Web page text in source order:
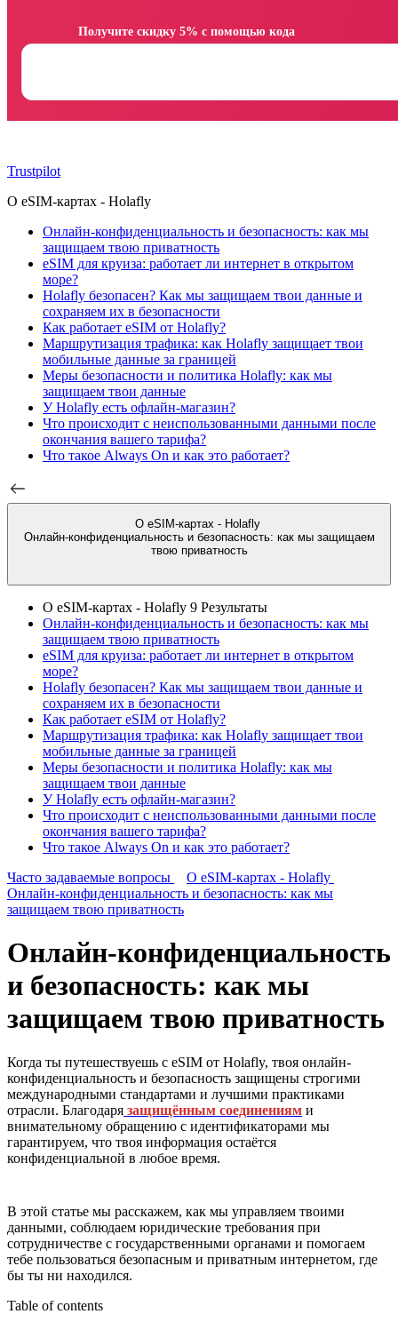
Trustpilot
О eSIM-картах - Holafly
Онлайн-конфиденциальность и безопасность: как мы
защищаем твою приватность
eSIM для круиза: работает ли интернет в открытом
море?
Holafly безопасен? Как мы защищаем твои данные и
сохраняем их в безопасности
Как работает eSIM от Holafly?
Маршрутизация трафика: как Holafly защищает твои
мобильные данные за границей
Меры безопасности и политика Holafly: как мы
защищаем твои данные
У Holafly есть офлайн-магазин?
Что происходит с неиспользованными данными после
окончания вашего тарифа?
Что такое Always On и как это работает?
О eSIM-картах - Holafly
Онлайн-конфиденциальность и безопасность: как мы защищаем
твою приватность
О eSIM-картах - Holafly 9 Результаты
Онлайн-конфиденциальность и безопасность: как мы
защищаем твою приватность
eSIM для круиза: работает ли интернет в открытом
море?
Holafly безопасен? Как мы защищаем твои данные и
сохраняем их в безопасности
Как работает eSIM от Holafly?
Маршрутизация трафика: как Holafly защищает твои
мобильные данные за границей
Меры безопасности и политика Holafly: как мы
защищаем твои данные
У Holafly есть офлайн-магазин?
Что происходит с неиспользованными данными после
окончания вашего тарифа?
Что такое Always On и как это работает?
Часто задаваемые вопросы
О eSIM-картах - Holafly
Онлайн-конфиденциальность и безопасность: как мы
защищаем твою приватность
Онлайн-конфиденциальность
и безопасность: как мы
защищаем твою приватность
Когда ты путешествуешь с eSIM от Holafly, твоя онлайн-
конфиденциальность и безопасность защищены строгими
международными стандартами и лучшими практиками
отрасли. Благодаря защищённым соединениям и
внимательному обращению с идентификаторами мы
гарантируем, что твоя информация остаётся
конфиденциальной в любое время.
В этой статье мы расскажем, как мы управляем твоими
данными, соблюдаем юридические требования при
сотрудничестве с государственными органами и помогаем
тебе пользоваться безопасным и приватным интернетом, где
бы ты ни находился.
Table of contents